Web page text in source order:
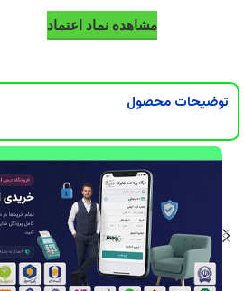
DigiArzanSara
DigiArzanSara
DigiArzanSara
مشاهده نماد اعتماد
توضیحات محصول